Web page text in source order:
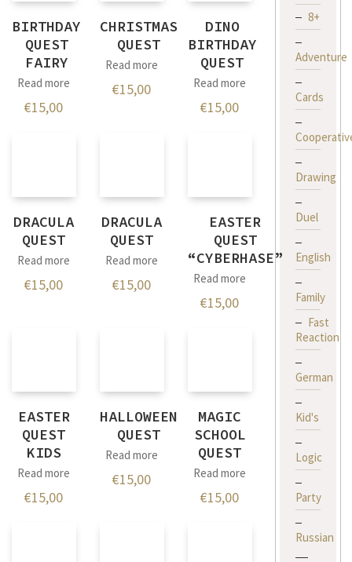
BIRTHDAY
QUEST
FAIRY
Read more
€15,00
CHRISTMAS
QUEST
Read more
€15,00
DINO
BIRTHDAY
QUEST
Read more
€15,00
DRACULA
QUEST
Read more
€15,00
DRACULA
QUEST
Read more
€15,00
EASTER
QUEST
“CYBERHASE”
Read more
€15,00
EASTER
QUEST
KIDS
Read more
€15,00
HALLOWEEN
QUEST
Read more
€15,00
MAGIC
SCHOOL
QUEST
Read more
€15,00
8+
Adventure
Cards
Drawing
Duel
English
Family
Fast
Reaction
German
Kid's
Logic
Party
Russian